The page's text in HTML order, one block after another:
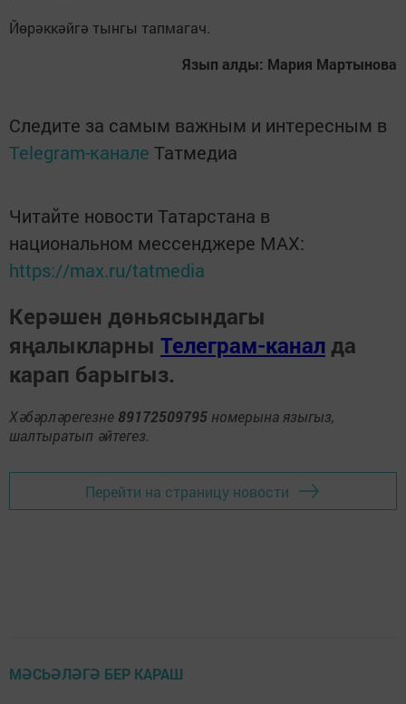
Йөрәккәйгә тынгы тапмагач.
Язып алды: Мария Мартынова
Следите за самым важным и интересным в
Telegram-канале Татмедиа
Читайте новости Татарстана в
национальном мессенджере MАХ:
https://max.ru/tatmedia
Керәшен дөньясындагы
яңалыкларны Телеграм-канал да
карап барыгыз.
Хәбәрләрегезне 89172509795 номерына языгыз,
шалтыратып әйтегез.
Перейти на страницу новости
МӘСЬӘЛӘГӘ БЕР КАРАШ